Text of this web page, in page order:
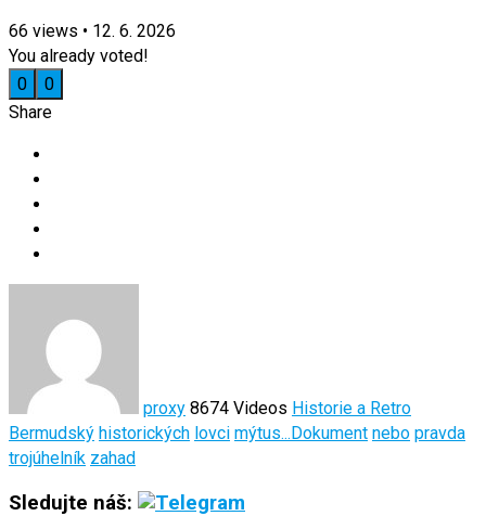
66 views • 12. 6. 2026
You already voted!
0
0
Share
proxy 8674 Videos Historie a Retro
Bermudský historických lovci mýtus...Dokument nebo pravda
trojúhelník zahad
Sledujte náš: